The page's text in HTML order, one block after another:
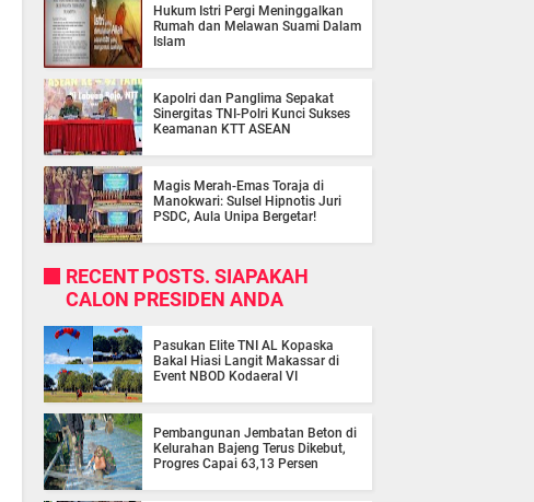
Hukum Istri Pergi Meninggalkan
Rumah dan Melawan Suami Dalam
Islam
Kapolri dan Panglima Sepakat
Sinergitas TNI-Polri Kunci Sukses
Keamanan KTT ASEAN
Magis Merah-Emas Toraja di
Manokwari: Sulsel Hipnotis Juri
PSDC, Aula Unipa Bergetar!
RECENT POSTS. SIAPAKAH
CALON PRESIDEN ANDA
Pasukan Elite TNI AL Kopaska
Bakal Hiasi Langit Makassar di
Event NBOD Kodaeral VI
Pembangunan Jembatan Beton di
Kelurahan Bajeng Terus Dikebut,
Progres Capai 63,13 Persen